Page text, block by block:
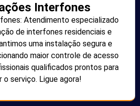
Interfones
Atendimento especializado
de interfones residenciais e
uma instalação segura e
maior controle de acesso
qualificados prontos para
o serviço. Ligue agora!